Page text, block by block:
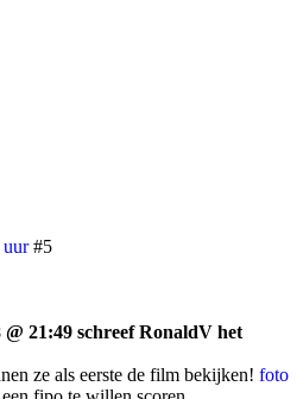
uur #5
21:49 schreef RonaldV het
ze als eerste de film bekijken! foto